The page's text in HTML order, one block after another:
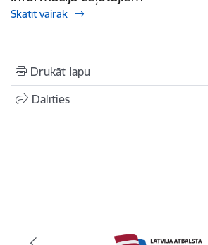
Skatīt vairāk
Drukāt lapu
Dalīties